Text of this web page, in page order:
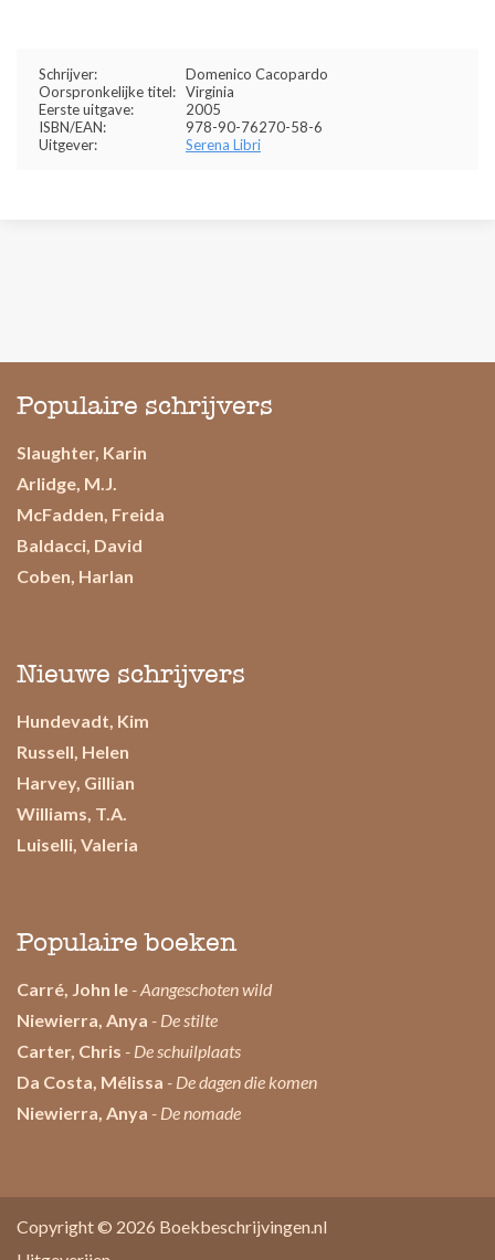
Schrijver:
Domenico Cacopardo
Oorspronkelijke titel: Virginia
Eerste uitgave:
2005
ISBN/EAN:
978-90-76270-58-6
Uitgever:
Serena Libri
Populaire schrijvers
Slaughter, Karin
Arlidge, M.J.
McFadden, Freida
Baldacci, David
Coben, Harlan
Nieuwe schrijvers
Hundevadt, Kim
Russell, Helen
Harvey, Gillian
Williams, T.A.
Luiselli, Valeria
Populaire boeken
Carré, John le - Aangeschoten wild
Niewierra, Anya - De stilte
Carter, Chris - De schuilplaats
Da Costa, Mélissa - De dagen die komen
Niewierra, Anya - De nomade
Copyright © 2026 Boekbeschrijvingen.nl